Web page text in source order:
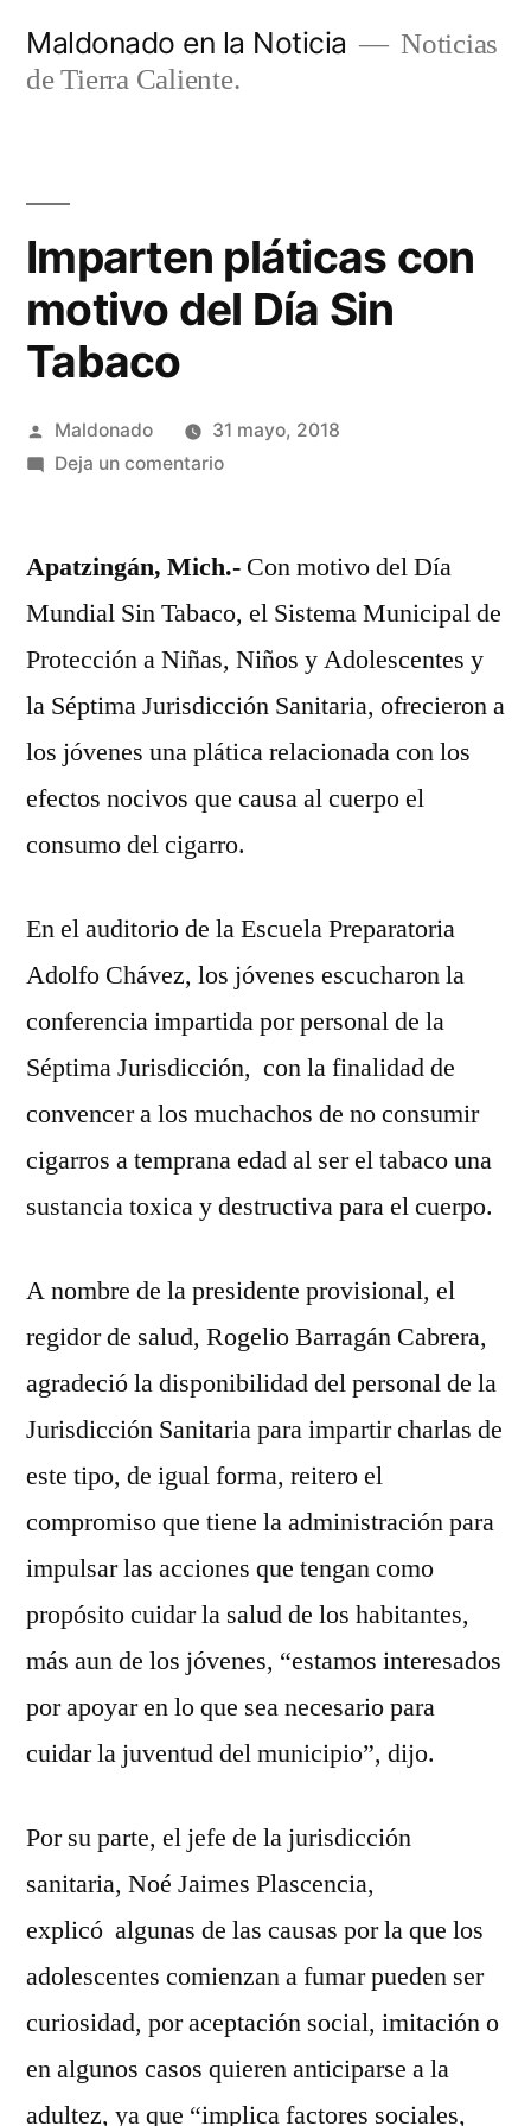
Maldonado en la Noticia
Noticias
de Tierra Caliente.
Imparten pláticas con
motivo del Día Sin
Tabaco
Publicado
por
Maldonado
31 mayo, 2018
Deja un comentarioen
con
del
Día
Sin
Apatzingán, Mich.- Con motivo del Día
Mundial Sin Tabaco, el Sistema Municipal de
Protección a Niñas, Niños y Adolescentes y
la Séptima Jurisdicción Sanitaria, ofrecieron a
los jóvenes una plática relacionada con los
efectos nocivos que causa al cuerpo el
consumo del cigarro.
En el auditorio de la Escuela Preparatoria
Adolfo Chávez, los jóvenes escucharon la
conferencia impartida por personal de la
Séptima Jurisdicción, con la finalidad de
convencer a los muchachos de no consumir
cigarros a temprana edad al ser el tabaco una
sustancia toxica y destructiva para el cuerpo.
A nombre de la presidente provisional, el
regidor de salud, Rogelio Barragán Cabrera,
agradeció la disponibilidad del personal de la
Jurisdicción Sanitaria para impartir charlas de
este tipo, de igual forma, reitero el
compromiso que tiene la administración para
impulsar las acciones que tengan como
propósito cuidar la salud de los habitantes,
más aun de los jóvenes, “estamos interesados
por apoyar en lo que sea necesario para
cuidar la juventud del municipio”, dijo.
Por su parte, el jefe de la jurisdicción
sanitaria, Noé Jaimes Plascencia,
explicó algunas de las causas por la que los
adolescentes comienzan a fumar pueden ser
curiosidad, por aceptación social, imitación o
en algunos casos quieren anticiparse a la
adultez, ya que “implica factores sociales,